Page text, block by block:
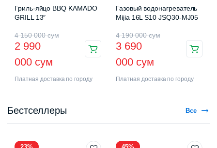
Гриль-яйцо BBQ KAMADO
GRILL 13″
4 150 000сум
2 990
000 сум
Платная доставка по городу
Газовый водонагреватель
Mijia 16L S10 JSQ30-MJ05
4 190 000сум
3 690
000 сум
Платная доставка по городу
Бестселлеры Все
23% 45%